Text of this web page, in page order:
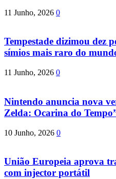
11 Junho, 2026 0
Tempestade dizimou dez
símios mais raro do
11 Junho, 2026 0
Nintendo anuncia nova
Zelda: Ocarina do
10 Junho, 2026 0
União Europeia aprova
com injector portátil